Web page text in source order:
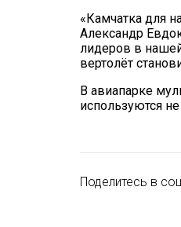
«Камчатка для
Александр
лидеров в
вертолёт
В авиапарке
используются
Поделитесь в